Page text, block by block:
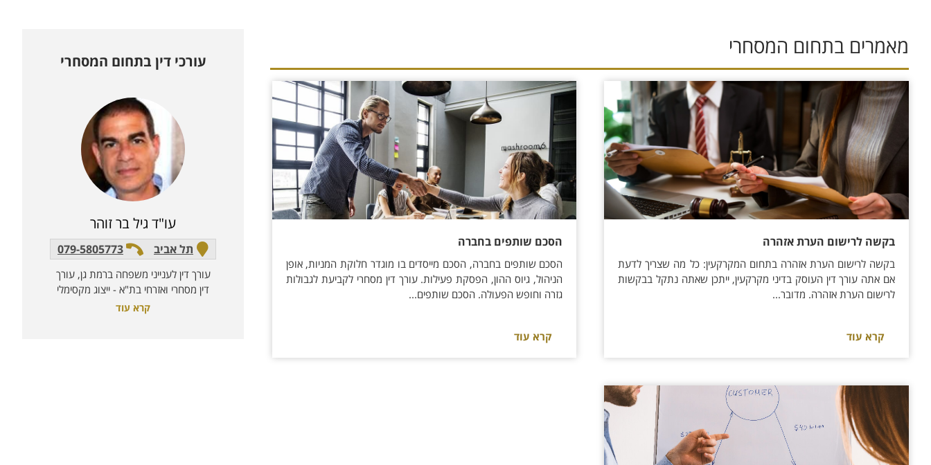
מאמרים בתחום המסחרי
בקשה לרישום הערת אזהרה
בקשה לרישום הערת אזהרה בתחום המקרקעין: כל מה שצריך לדעת
אם אתה עורך דין העוסק בדיני מקרקעין, ייתכן שאתה נתקל בבקשות
לרישום הערת אזהרה. מדובר...
קרא עוד
הסכם שותפים בחברה
הסכם שותפים בחברה, הסכם מייסדים בו מוגדר חלוקת המניות, אופן
הניהול, גיוס ההון, הפסקת פעילות. עורך דין מסחרי לקביעת לגבולות
גזרה וחופש הפעולה. הסכם שותפים...
קרא עוד
עורכי דין בתחום המסחרי
עו"ד גיל בר זוהר
תל אביב 079-5805773
עורך דין לענייני משפחה ברמת גן, עורך
דין מסחרי ואזרחי בת"א - ייצוג מקסימלי
קרא עוד